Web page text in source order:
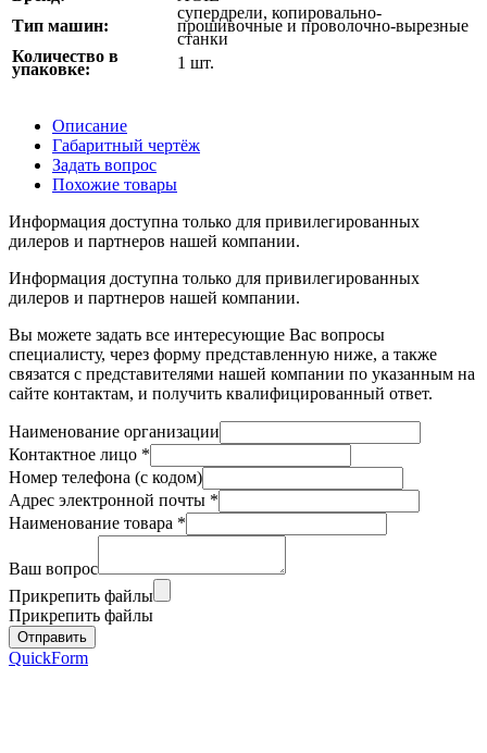
Тип машин:
супердрели, копировально-
прошивочные и проволочно-вырезные
станки
Количество в
упаковке: 1 шт.
Описание
Габаритный чертёж
Задать вопрос
Похожие товары
Информация доступна только для привилегированных
дилеров и партнеров нашей компании.
Информация доступна только для привилегированных
дилеров и партнеров нашей компании.
Вы можете задать все интересующие Вас вопросы
специалисту, через форму представленную ниже, а также
связатся с представителями нашей компании по указанным на
сайте контактам, и получить квалифицированный ответ.
Наименование организации
Контактное лицо *
Номер телефона (с кодом)
Адрес электронной почты *
Наименование товара *
Ваш вопрос
Прикрепить файлы
Прикрепить файлы
QuickForm